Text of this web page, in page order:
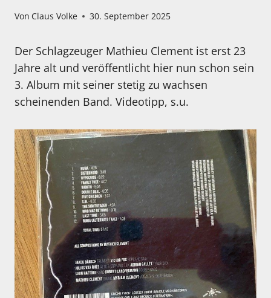
Von Claus Volke 30. September 2025
Der Schlagzeuger Mathieu Clement ist erst 23
Jahre alt und veröffentlicht hier nun schon sein
3. Album mit seiner stetig zu wachsen
scheinenden Band. Videotipp, s.u.